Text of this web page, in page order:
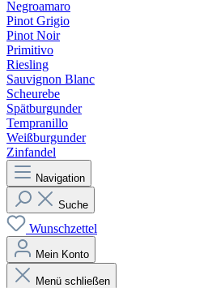
Negroamaro
Pinot Grigio
Pinot Noir
Primitivo
Riesling
Sauvignon Blanc
Scheurebe
Spätburgunder
Tempranillo
Weißburgunder
Zinfandel
Navigation
Suche
Wunschzettel
Mein Konto
Menü schließen